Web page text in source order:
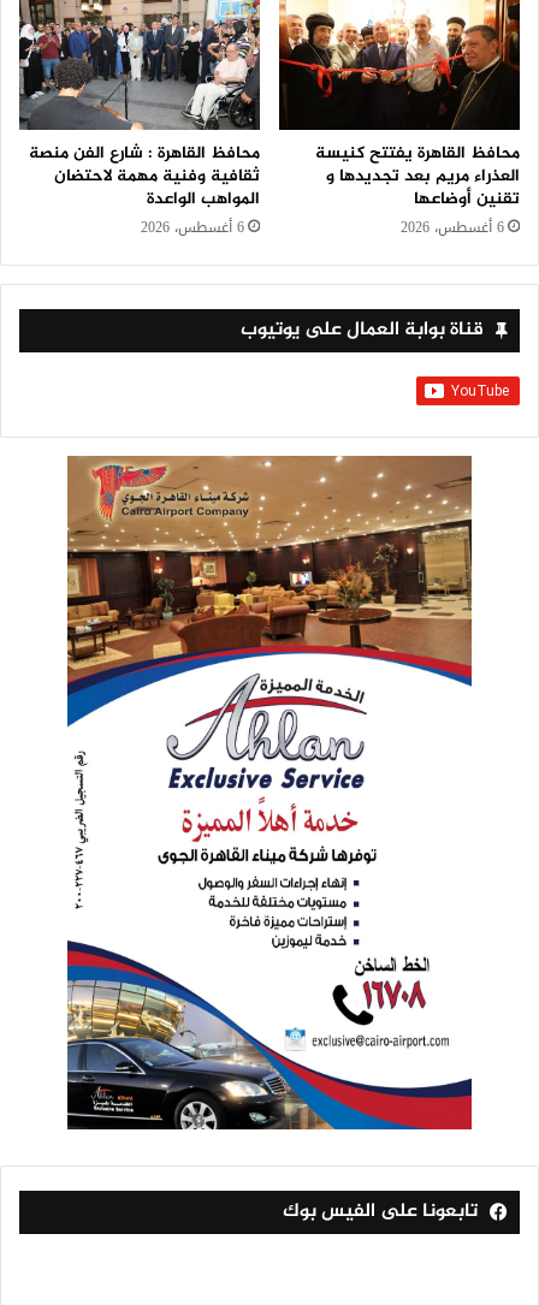
محافظ القاهرة يفتتح كنيسة
العذراء مريم بعد تجديدها و
تقنين أوضاعها
6 أغسطس، 2026
محافظ القاهرة : شارع الفن منصة
ثقافية وفنية مهمة لاحتضان
المواهب الواعدة
6 أغسطس، 2026
قناة بوابة العمال على يوتيوب
تابعونا على الفيس بوك